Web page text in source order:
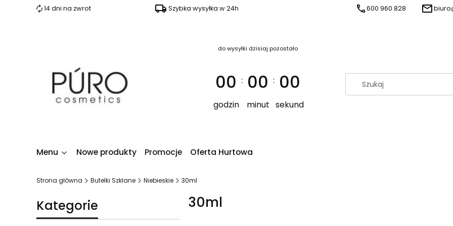
14 dni na zwrot Szybka wysyłka w 24h 600 960 828
do wysyłki dzisiaj pozostało
00
godzin
: 00
minut
: 00
sekund
Menu Nowe produkty Promocje Oferta Hurtowa
Strona główna Butelki Szklane Niebieskie 30ml
Kategorie 30ml